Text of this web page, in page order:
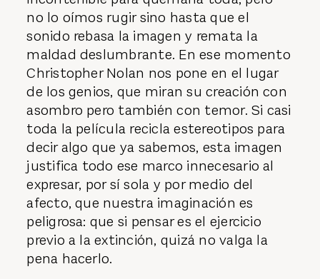
no lo oímos rugir sino hasta que el
sonido rebasa la imagen y remata la
maldad deslumbrante. En ese momento
Christopher Nolan nos pone en el lugar
de los genios, que miran su creación con
asombro pero también con temor. Si casi
toda la película recicla estereotipos para
decir algo que ya sabemos, esta imagen
justifica todo ese marco innecesario al
expresar, por sí sola y por medio del
afecto, que nuestra imaginación es
peligrosa: que si pensar es el ejercicio
previo a la extinción, quizá no valga la
pena hacerlo.